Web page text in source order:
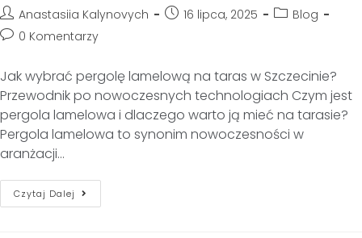
Anastasiia Kalynovych 16 lipca, 2025
Blog
0 Komentarzy
Jak wybrać pergolę lamelową na taras w Szczecinie?
Przewodnik po nowoczesnych technologiach Czym jest
pergola lamelowa i dlaczego warto ją mieć na tarasie?
Pergola lamelowa to synonim nowoczesności w
aranżacji…
Czytaj Dalej